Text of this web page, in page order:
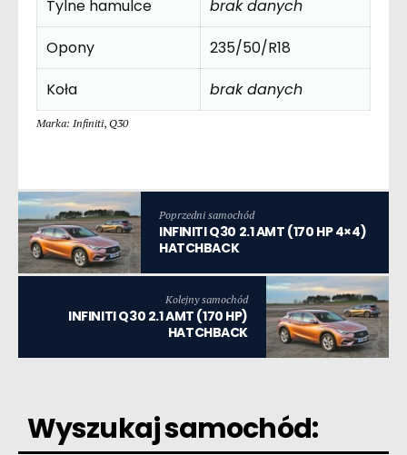
Tylne hamulce
brak danych
Opony
235/50/R18
Koła
brak danych
Marka: Infiniti, Q30
Poprzedni samochód
INFINITI Q30 2.1 AMT (170 HP 4×4)
HATCHBACK
Kolejny samochód
INFINITI Q30 2.1 AMT (170 HP)
HATCHBACK
Wyszukaj samochód: